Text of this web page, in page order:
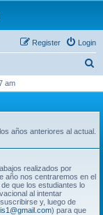
Login
Register
r
h
am
años anteriores al actual.
realizados por
año nos centraremos en el
que los estudiantes lo
al intentar
y, luego de
) para que